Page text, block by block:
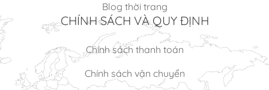
Blog thời trang
CHÍNH SÁCH VÀ QUY ĐỊNH
Chính sách thanh toán
Chính sách vận chuyển